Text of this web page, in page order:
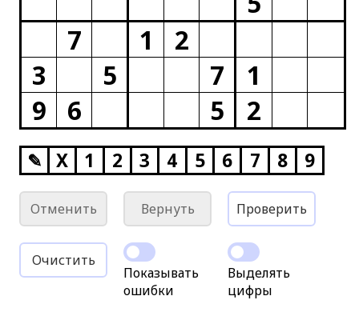
7
1
2
3
5 7
1
9
6 5 2
✎ X 1 2 3 4 5 6 7 8 9
Отменить Вернуть Проверить
Очистить
Показывать
ошибки
Выделять
цифры